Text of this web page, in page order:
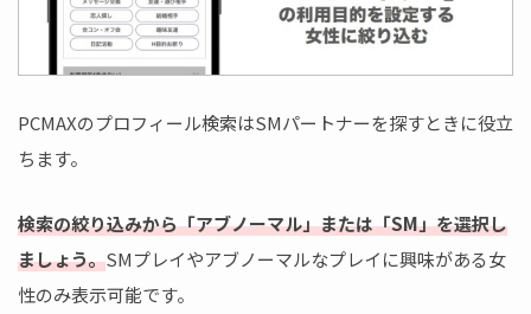
PCMAXのプロフィール検索はSMパートナーを探すときに役立
ちます。
検索の絞り込みから「アブノーマル」または「SM」を選択し
ましょう。SMプレイやアブノーマルなプレイに興味がある女
性のみ表示可能です。